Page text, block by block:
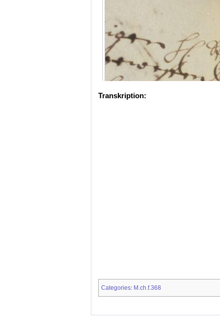
Transkription:
Categories: M.ch.f.368